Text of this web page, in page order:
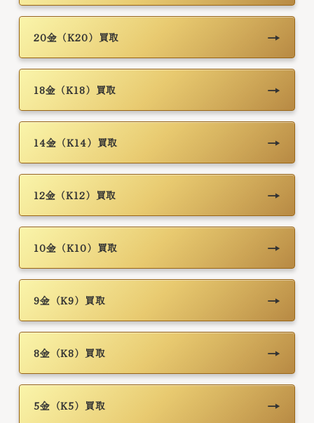
20金（K20）買取 →
18金（K18）買取 →
14金（K14）買取 →
12金（K12）買取 →
10金（K10）買取 →
9金（K9）買取 →
8金（K8）買取 →
5金（K5）買取 →